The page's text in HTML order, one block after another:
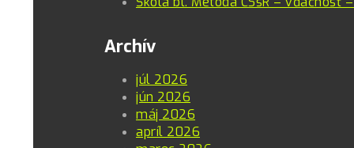
Archív
júl 2026
jún 2026
máj 2026
apríl 2026